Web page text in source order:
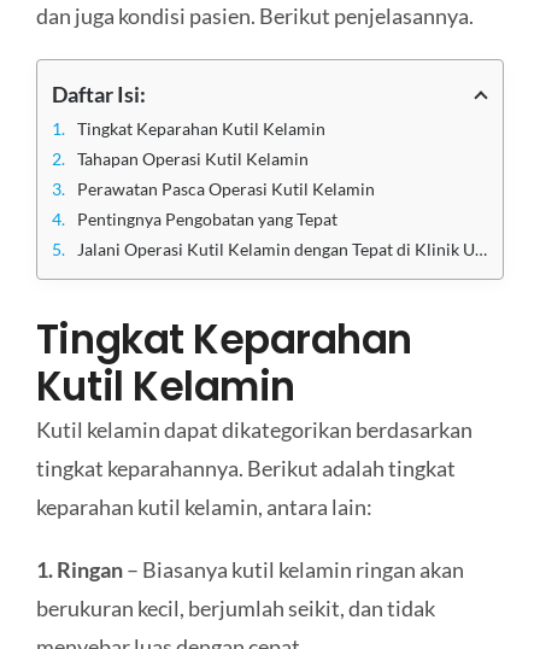
dan juga kondisi pasien. Berikut penjelasannya.
Daftar Isi:
Tingkat Keparahan Kutil Kelamin
Tahapan Operasi Kutil Kelamin
Perawatan Pasca Operasi Kutil Kelamin
Pentingnya Pengobatan yang Tepat
Jalani Operasi Kutil Kelamin dengan Tepat di Klinik Utama Sentosa
Tingkat Keparahan
Kutil Kelamin
Kutil kelamin dapat dikategorikan berdasarkan
tingkat keparahannya. Berikut adalah tingkat
keparahan kutil kelamin, antara lain:
1. Ringan– Biasanya kutil kelamin ringan akan
berukuran kecil, berjumlah seikit, dan tidak